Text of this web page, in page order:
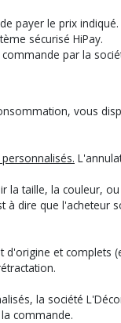
payer le prix indiqué.
sécurisé HiPay.
par la
vous
.
la taille, la couleur,
dire que
et
la société
commande.